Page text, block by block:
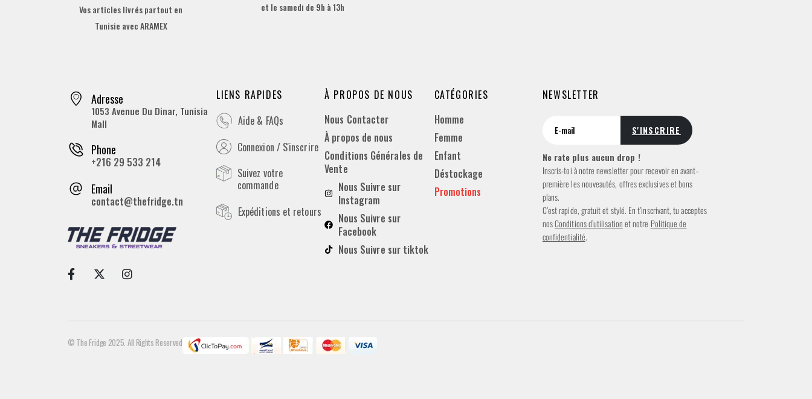
Vos articles livrés partout en
Tunisie avec ARAMEX
et le samedi de 9h à 13h
Adresse
1053 Avenue Du Dinar, Tunisia
Mall
Phone
+216 29 533 214
Email
contact@thefridge.tn
LIENS RAPIDES
Aide & FAQs
Connexion / S'inscrire
Suivez votre
commande
Expéditions et retours
À PROPOS DE NOUS
Nous Contacter
À propos de nous
Conditions Générales de
Vente
Nous Suivre sur
Instagram
Nous Suivre sur
Facebook
Nous Suivre sur tiktok
CATÉGORIES
Homme
Femme
Enfant
Déstockage
Promotions
NEWSLETTER
Ne rate plus aucun drop !
Inscris-toi à notre newsletter pour recevoir en avant-
première les nouveautés, offres exclusives et bons
plans.
C’est rapide, gratuit et stylé. En t’inscrivant, tu acceptes
nosConditions d’utilisationet notre Politique de
confidentialité.
© The Fridge 2025. All Rights Reserved